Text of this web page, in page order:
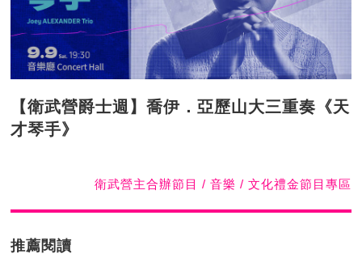
【衛武營爵士週】喬伊．亞歷山大三重奏《天
才琴手》
衛武營主合辦節目 / 音樂 / 文化禮金節目專區
推薦閱讀